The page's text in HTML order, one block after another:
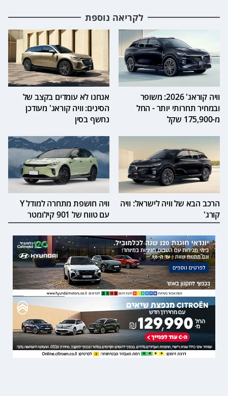
לקריאה נוספת
וויה קוראג' 2026: משופר
ובמחיר תחרותי יותר - החל
מ-175,900 שקל
אנחנו לא עומדים בקצב של
הסינים: וויה קוראג' מעודכן
נחשף בסין
הרכב הבא של וויה לישראל: וויה
קורג'
וויה חושפת מתחרה למודל Y
עם טווח של 901 קילומטר